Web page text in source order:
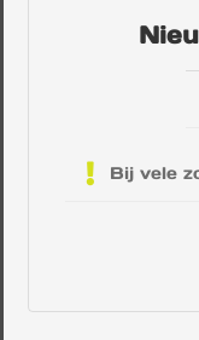
Bij vele